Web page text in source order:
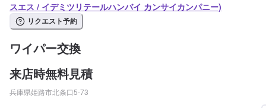
スエス / イデミツリテールハンバイ カンサイカンパニー)
リクエスト予約
ワイパー交換
来店時無料見積
兵庫県姫路市北条口5-73